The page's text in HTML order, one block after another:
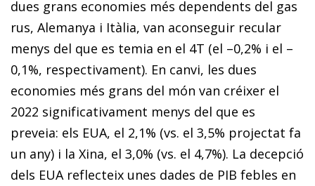
dues grans economies més dependents del gas
rus, Alemanya i Itàlia, van aconseguir recular
menys del que es temia en el 4T (el –0,2% i el –
0,1%, respectivament). En canvi, les dues
economies més grans del món van créixer el
2022 significativament menys del que es
preveia: els EUA, el 2,1% (vs. el 3,5% projectat fa
un any) i la Xina, el 3,0% (vs. el 4,7%). La decepció
dels EUA reflecteix unes dades de PIB febles en